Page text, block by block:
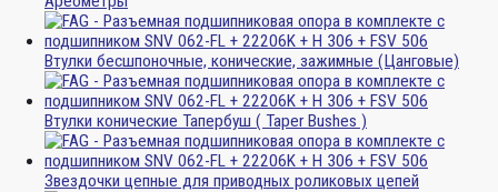
Втулки бесшпоночные, конические, зажимные (Цанговые)
Втулки конические Тапербуш ( Taper Bushes )
Звездочки цепные для приводных роликовых цепей